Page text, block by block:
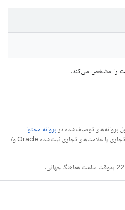
را مشخص می‌کند.
پروانه‌های توصیف‌شده در پروانه محتوا
هستند. جاوا و OpenJDK علامت‌های تجاری یا علامت‌های تجاری ثبت‌شده Oracle و/